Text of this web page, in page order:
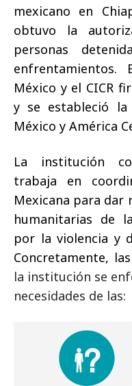
mexicano en
obtuvo la
personas
enfrentamientos.
México y el CICR
y se estableció la
México y América
La institución
trabaja en
Mexicana para dar
humanitarias de
por la violencia y
Concretamente,
la institución se
necesidades de las: